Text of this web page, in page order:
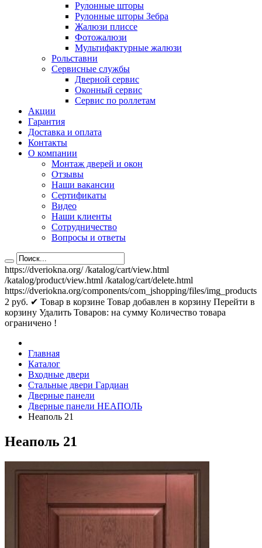
Рулонные шторы
Рулонные шторы Зебра
Жалюзи плиссе
Фотожалюзи
Мультифактурные жалюзи
Рольставни
Сервисные службы
Дверной сервис
Оконный сервис
Сервис по роллетам
Акции
Гарантия
Доставка и оплата
Контакты
О компании
Монтаж дверей и окон
Отзывы
Наши вакансии
Сертификаты
Видео
Наши клиенты
Сотрудничество
Вопросы и ответы
https://dveriokna.org/ /katalog/cart/view.html
/katalog/product/view.html /katalog/cart/delete.html
https://dveriokna.org/components/com_jshopping/files/img_products
2 руб. ✔ Товар в корзине Товар добавлен в корзину Перейти в
корзину Удалить Товаров: на сумму Количество товара
ограничено !
Главная
Каталог
Входные двери
Стальные двери Гардиан
Дверные панели
Дверные панели НЕАПОЛЬ
Неаполь 21
Неаполь 21